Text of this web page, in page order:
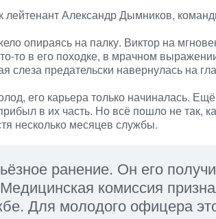
лейтенант Александр Дымников,
опираясь на палку. Виктор на
то в его походке, в мрачном
слеза предательски навернулась на
его карьера только начиналась.
в их часть. Но всё пошло не так,
несколько месяцев службы.
ранение. Он его
комиссия
Для молодого офицера